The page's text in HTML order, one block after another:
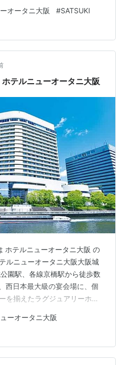
にサラダバー、デザート＆フ
、ドリンクバー付。メインデ
が、鯛のポワレ。1人はチキ
ドだった！？パンの4種はWコ
バーは2回取りに行きました👍
はWコの…
オータニ大阪 #SATSUKI
テルニューオータニ大阪
ホテルニューオータニ大阪 の
ルニューオータニ大阪大阪城
園駅、各線京橋駅から徒歩数
西日本最大級の宴会場に、個
を揃えたラグジュアリーホテ
る広さの客室、エレガントな
・ラウンジ・バー、多彩なシ
アーケードなどスケール感あ
だけます。スパ・フィットネ
ーオータニ大阪